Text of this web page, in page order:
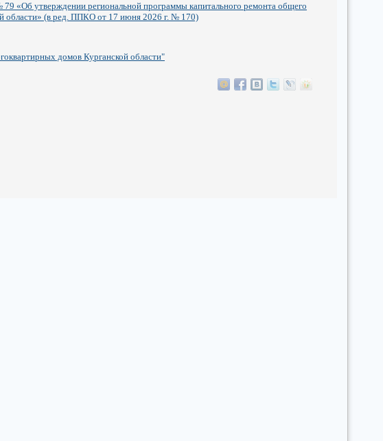
«Об утверждении региональной программы капитального ремонта общего
области» (в ред. ППКО от 17 июня 2026 г. № 170)
домов Курганской области"